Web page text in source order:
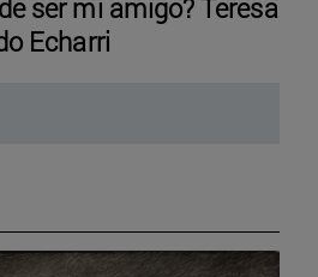
ser mi amigo? Teresa
Echarri